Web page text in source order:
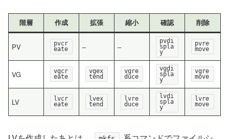
階層 作成 拡張 縮小 確認 削除
PV pvcr
eate – –
pvdi
spla
y
pvre
move
VG vgcr
eate
vgex
tend
vgre
duce
vgdi
spla
y
vgre
move
LV lvcr
eate
lvex
tend
lvre
duce
lvdi
spla
y
lvre
move